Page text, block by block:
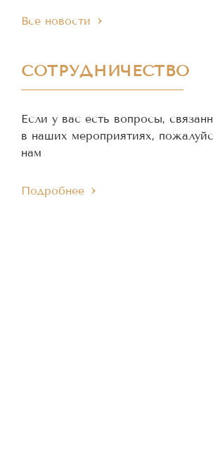
Все новости
СОТРУДНИЧЕСТВО
Если у вас есть вопросы,
в наших мероприятиях,
нам
Подробнее